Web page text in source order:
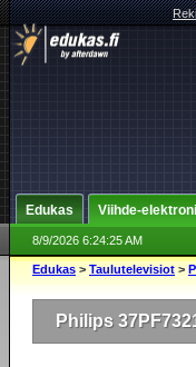
Edukas Viihde-
8/9/2026 6:24:25 AM
Edukas > Taulutelevisiot >
Philips